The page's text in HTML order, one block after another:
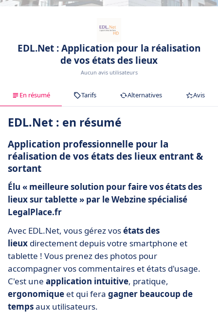
EDL.Net : Application pour la réalisation
de vos états des lieux
Aucun avis utilisateurs
En résumé Tarifs Alternatives Avis
EDL.Net : en résumé
Application professionnelle pour la
réalisation de vos états des lieux entrant &
sortant
Élu « meilleure solution pour faire vos états des
lieux sur tablette » par le Webzine spécialisé
LegalPlace.fr
Avec EDL.Net, vous gérez vosétats des
lieux directement depuis votre smartphone et
tablette ! Vous prenez des photos pour
accompagner vos commentaires et états d'usage.
C'est une application intuitive, pratique,
ergonomique et qui fera gagner beaucoup de
tempsaux utilisateurs.